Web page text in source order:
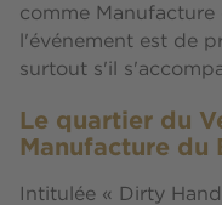
comme
l'événement est de
surtout s'il
Le quartier du
Manufacture du
Intitulée « Dirty